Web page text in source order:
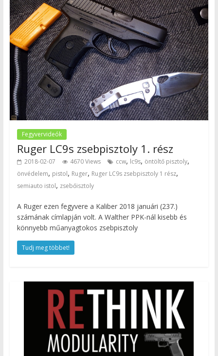
Fegyvervideók
Ruger LC9s zsebpisztoly 1. rész
2018-02-07 4670 Views ccw, lc9s, öntöltő pisztoly,
önvédelem, pistol, Ruger, Ruger LC9s zsebpisztoly 1 rész,
semiauto istol, zsebőisztoly
A Ruger ezen fegyvere a Kaliber 2018 januári (237.)
számának címlapján volt. A Walther PPK-nál kisebb és
könnyebb műanyagtokos zsebpisztoly
Tudj meg többet!